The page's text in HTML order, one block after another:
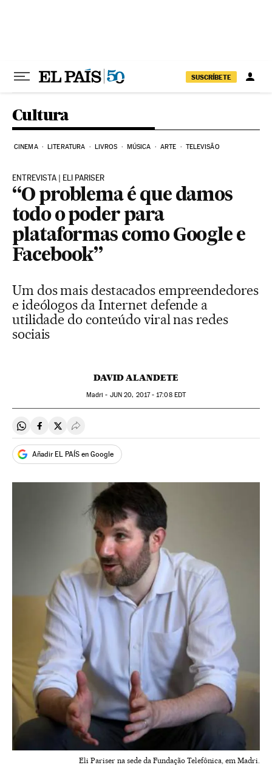
SUSCRÍBETE
Cultura
CINEMA LITERATURA LIVROS MÚSICA ARTE TELEVISÃO
ENTREVISTA | ELI PARISER
“O problema é que damos
todo o poder para
plataformas como Google e
Facebook”
Um dos mais destacados empreendedores
e ideólogos da Internet defende a
utilidade do conteúdo viral nas redes
sociais
DAVID ALANDETE
Madri - JUN 20, 2017 - 17:08EDT
Compartir en Whatsapp
Compartir en Facebook
Compartir en Twitter
Desplegar Redes Sociales
Añadir EL PAÍS en Google
Eli Pariser na sede da Fundação Telefônica, em Madri.